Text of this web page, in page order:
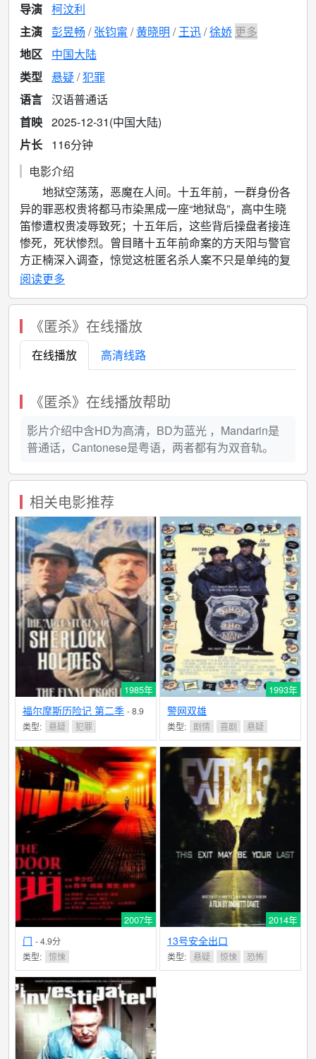
导演 柯汶利
主演 彭昱畅 张钧甯 黄晓明 王迅 徐娇 更多
地区
中国大陆
类型
悬疑 犯罪
语言 汉语普通话
首映 2025-12-31(中国大陆)
片长
116分钟
电影介绍
地狱空荡荡，恶魔在人间。十五年前，一群身份各
异的罪恶权贵将都马市染黑成一座“地狱岛”，高中生晓
笛惨遭权贵凌辱致死；十五年后，这些背后操盘者接连
惨死，死状惨烈。曾目睹十五年前命案的方天阳与警官
方正楠深入调查，惊觉这桩匿名杀人案不只是单纯的复
仇，更是一场迟到的控诉。桩桩命案，层层黑幕，那张
为人知的罪孽？
阅读更多
《匿杀》在线播放
在线播放 高清线路
《匿杀》在线播放帮助
影片介绍中含HD为高清，BD为蓝光 ，Mandarin是
普通话，Cantonese是粤语，两者都有为双音轨。
相关电影推荐
1985年
福尔摩斯历险记 第二季 - 8.9
分
类型: 悬疑 犯罪
1993年
警网双雄
类型: 剧情 喜剧 悬疑
2007年
门 - 4.9分
类型: 惊悚
2014年
13号安全出口
类型: 悬疑 惊悚 恐怖